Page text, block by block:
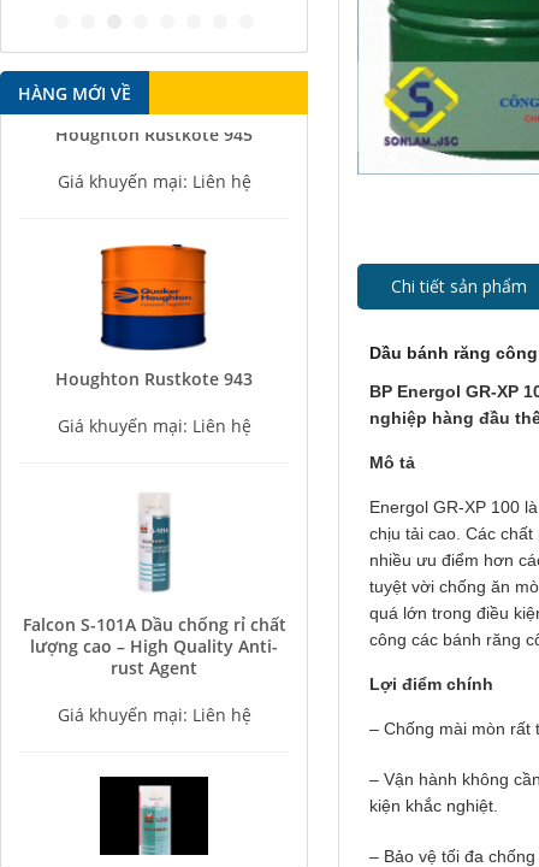
Chi tiết sản phẩm
Dầu bánh răng
BP Energol GR-XP
nghiệp hàng đầu
Mô tả
Energol GR-XP 100
chịu tải cao. Các
nhiều ưu điểm hơn
tuyệt vời chống ăn
quá lớn trong điều
công các bánh răng
Lợi điểm chính
– Chống mài mòn rất
– Vận hành không
kiện khắc nghiệt.
– Bảo vệ tối đa
HÀNG MỚI VỀ
Houghton Rustkote 945
Houghton Rustkote 943
lượng cao – High Quality Anti-
rust Agent